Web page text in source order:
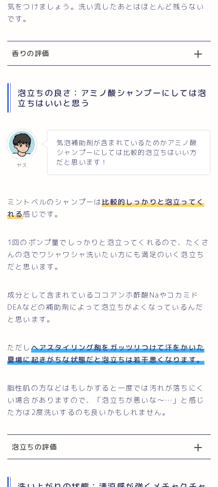
気をつけましょう。洗い流したあとはほとんど残らない
です。
香りの評価
泡立ちの良さ：アミノ酸シャンプーにしては泡
立ちはいいと思う
ヤス
気泡補助剤が含まれているためかアミノ酸
シャンプーにしては比較的泡立ちはいい方
だと思います！
ミントベルのシャンプーは比較的しっかりと泡立ってく
れる感じです。
1回のポンプ量でしっかりと泡立ってくれるので、たくさ
んの泡でワシャワシャ洗いたい方にも満足のいく泡立ち
だと思います。
成分として含まれているココアンホ酢酸Naやコカミド
DEAなどの補助剤によって泡立ちがよくなっているんだ
と思います。
ただしヘアスタイリング剤をガッツリつけて汗をかいた
夏場に起きがちな状態だと泡立ちは若干悪くなります。
脂性肌の方などはもしかすると一度では汚れが落ちにく
い場合がありますので、「泡立ちが悪いな〜…」と感じ
た方は2度洗いするのも良いかもしれません。
泡立ちの評価